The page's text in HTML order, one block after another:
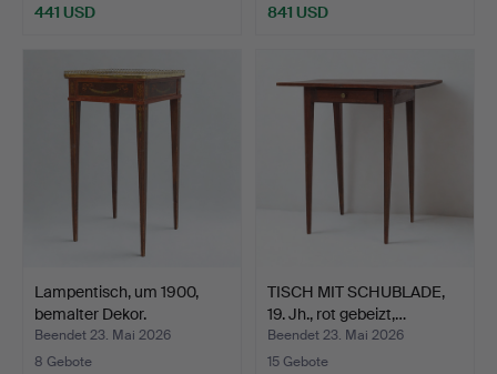
441 USD 841 USD
Lampentisch, um 1900,
bemalter Dekor.
Beendet 23. Mai 2026
8 Gebote
TISCH MIT SCHUBLADE,
19. Jh., rot gebeizt,…
Beendet 23. Mai 2026
15 Gebote